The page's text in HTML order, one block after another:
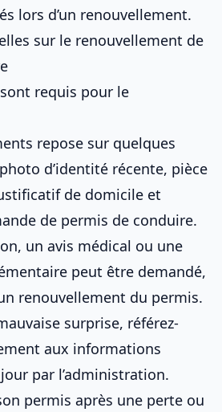
lors d’un renouvellement.
sur le renouvellement de
requis pour le
repose sur quelques
d’identité récente, pièce
de domicile et
de permis de conduire.
un avis médical ou une
peut être demandé,
renouvellement du permis.
surprise, référez-
aux informations
par l’administration.
permis après une perte ou